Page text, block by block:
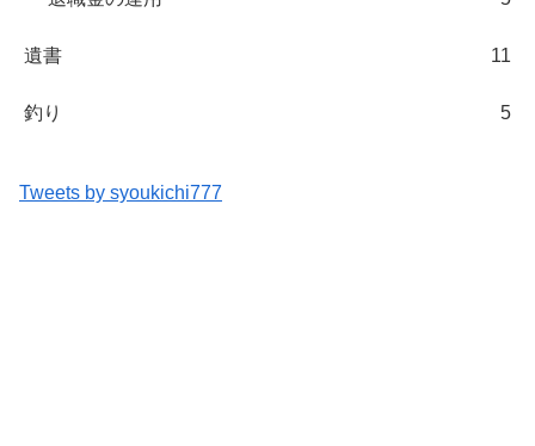
遺書 11
釣り 5
Tweets by syoukichi777